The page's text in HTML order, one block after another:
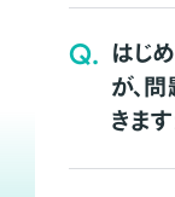
Q. はじ
が、
きま